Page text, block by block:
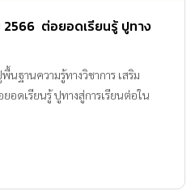
2566 ต่อยอดเรียนรู้ ปูทาง
นฐานความรู้ทางวิชาการ เสริม
ดเรียนรู้ ปูทางสู่การเรียนต่อใน